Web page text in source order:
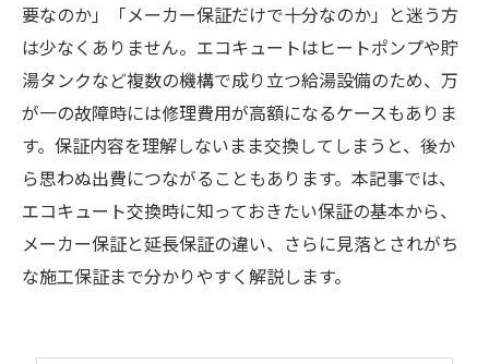
要なのか」「メーカー保証だけで十分なのか」と迷う方
は少なくありません。エコキュートはヒートポンプや貯
湯タンクなど複数の機構で成り立つ給湯設備のため、万
が一の故障時には修理費用が高額になるケースもありま
す。保証内容を理解しないまま交換してしまうと、後か
ら思わぬ出費につながることもあります。本記事では、
エコキュート交換時に知っておきたい保証の基本から、
メーカー保証と延長保証の違い、さらに見落とされがち
な施工保証まで分かりやすく解説します。